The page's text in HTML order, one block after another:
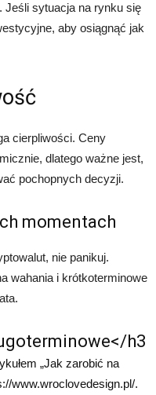
Jeśli sytuacja na rynku się
aby osiągnąć jak
cierpliwości. Ceny
dlatego ważne jest,
pochopnych decyzji.
momentach
nie panikuj.
wahania i krótkoterminowe
h3
„Jak zarobić na
www.wroclovedesign.pl/.